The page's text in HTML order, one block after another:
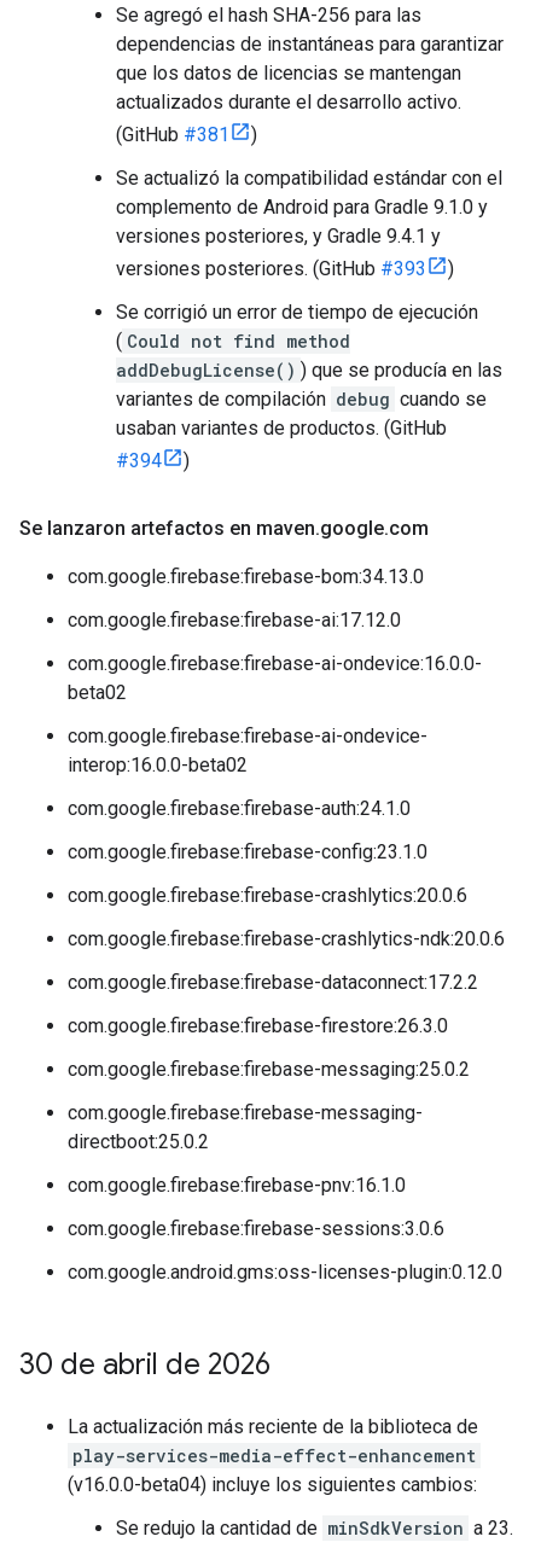
Se agregó el hash SHA-256 para las
dependencias de instantáneas para garantizar
que los datos de licencias se mantengan
actualizados durante el desarrollo activo.
(GitHub #381
)
Se actualizó la compatibilidad estándar con el
complemento de Android para Gradle 9.1.0 y
versiones posteriores, y Gradle 9.4.1 y
versiones posteriores. (GitHub #393
)
Se corrigió un error de tiempo de ejecución
( Could not find method
addDebugLicense() ) que se producía en las
variantes de compilación debug cuando se
usaban variantes de productos. (GitHub
#394
)
Se lanzaron artefactos en maven.google.com
com.google.firebase:firebase-bom:34.13.0
com.google.firebase:firebase-ai:17.12.0
com.google.firebase:firebase-ai-ondevice:16.0.0-
beta02
com.google.firebase:firebase-ai-ondevice-
interop:16.0.0-beta02
com.google.firebase:firebase-auth:24.1.0
com.google.firebase:firebase-config:23.1.0
com.google.firebase:firebase-crashlytics:20.0.6
com.google.firebase:firebase-crashlytics-ndk:20.0.6
com.google.firebase:firebase-dataconnect:17.2.2
com.google.firebase:firebase-firestore:26.3.0
com.google.firebase:firebase-messaging:25.0.2
com.google.firebase:firebase-messaging-
directboot:25.0.2
com.google.firebase:firebase-pnv:16.1.0
com.google.firebase:firebase-sessions:3.0.6
com.google.android.gms:oss-licenses-plugin:0.12.0
30 de abril de 2026
La actualización más reciente de la biblioteca de
play-services-media-effect-enhancement
(v16.0.0-beta04) incluye los siguientes cambios:
Se redujo la cantidad de minSdkVersion a 23.